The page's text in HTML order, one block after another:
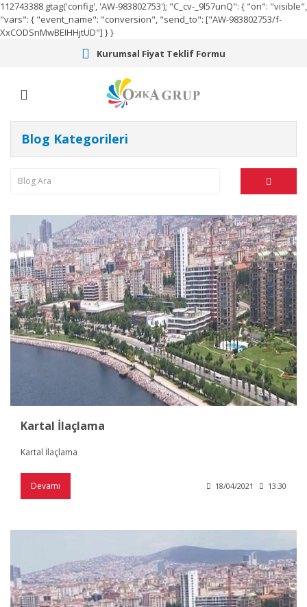
112743388 gtag('config', 'AW-983802753'); "C_cv-_9l57unQ": { "on": "visible",
"vars": { "event_name": "conversion", "send_to": ["AW-983802753/f-
XxCODSnMwBEIHHjtUD"] } }
Kurumsal Fiyat Teklif Formu
Blog Kategorileri
Kartal İlaçlama
Kartal İlaçlama
Devamı 18/04/2021 13:30